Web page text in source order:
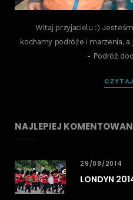
Witaj przyjacielu :)
kochamy podróże i marzenia, a
- Podróż
NAJLEPIEJ
29/08/2014
LONDYN